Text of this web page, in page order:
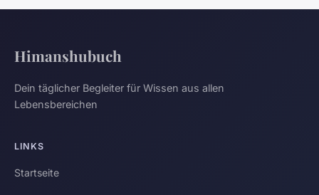
Himanshubuch
Dein täglicher Begleiter für Wissen aus allen
Lebensbereichen
LINKS
Startseite